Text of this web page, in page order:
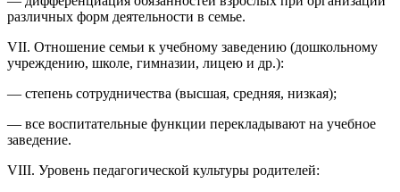
различных форм деятельности в семье.
VII. Отношение семьи к учебному заведению (дошкольному
учреждению, школе, гимназии, лицею и др.):
— степень сотрудничества (высшая, средняя, низкая);
— все воспитательные функции перекладывают на учебное
заведение.
VIII. Уровень педагогической культуры родителей: